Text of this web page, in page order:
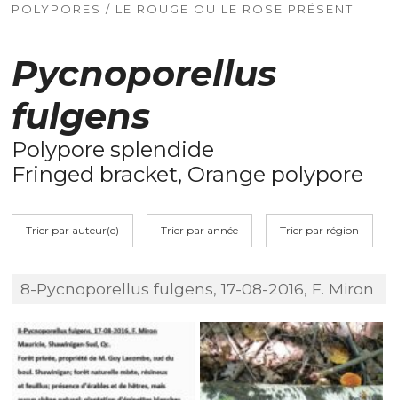
POLYPORES / LE ROUGE OU LE ROSE PRÉSENT
Pycnoporellus
fulgens
Polypore splendide
Fringed bracket, Orange polypore
Trier par auteur(e) Trier par année Trier par région
8-Pycnoporellus fulgens, 17-08-2016, F. Miron